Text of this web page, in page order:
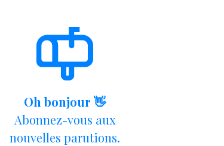
Oh bonjour 👋
Abonnez-vous aux
nouvelles parutions.